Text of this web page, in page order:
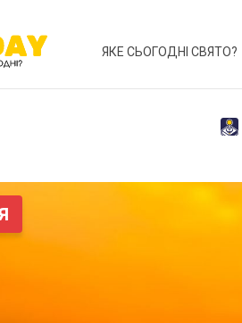
ЯКЕ СЬОГОДНІ СВЯТО?